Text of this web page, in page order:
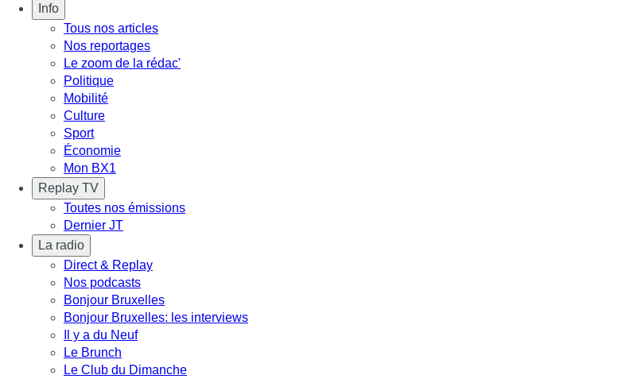
Info
Tous nos articles
Nos reportages
Le zoom de la rédac'
Politique
Mobilité
Culture
Sport
Économie
Mon BX1
Replay TV
Toutes nos émissions
Dernier JT
La radio
Direct & Replay
Nos podcasts
Bonjour Bruxelles
Bonjour Bruxelles: les interviews
Il y a du Neuf
Le Brunch
Le Club du Dimanche